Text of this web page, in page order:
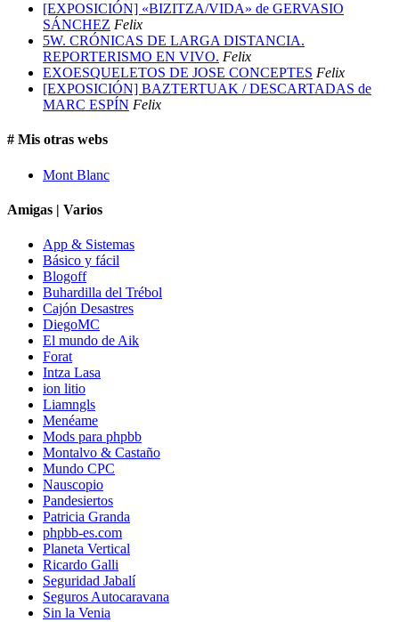
[EXPOSICIÓN] «BIZITZA/VIDA» de GERVASIO
SÁNCHEZ Felix
5W. CRÓNICAS DE LARGA DISTANCIA.
REPORTERISMO EN VIVO. Felix
EXOESQUELETOS DE JOSE CONCEPTES Felix
[EXPOSICIÓN] BAZTERTUAK / DESCARTADAS de
MARC ESPÍN Felix
# Mis otras webs
Mont Blanc
Amigas | Varios
App & Sistemas
Básico y fácil
Blogoff
Buhardilla del Trébol
Cajón Desastres
DiegoMC
El mundo de Aik
Forat
Intza Lasa
ion litio
Liamngls
Menéame
Mods para phpbb
Montalvo & Castaño
Mundo CPC
Nauscopio
Pandesiertos
Patricia Granda
phpbb-es.com
Planeta Vertical
Ricardo Galli
Seguridad Jabalí
Seguros Autocaravana
Sin la Venia